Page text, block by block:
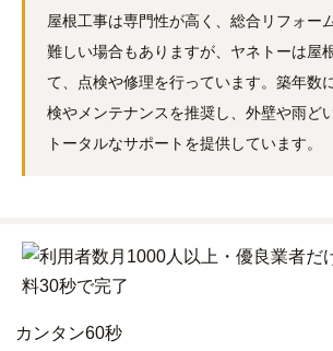
屋根工事は専門性が高く、総合リフォー
難しい場合もありますが、ヤネトーは屋
て、点検や修理を行っています。築年数
検やメンテナンスを推奨し、外壁や雨ど
トータルなサポートを提供しています。
カンタン60秒